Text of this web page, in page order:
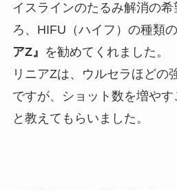
イスラインのたるみ解消の
ろ、HIFU（ハイフ）の種類
アZ』 を勧めてくれました。
リニアZは、ウルセラほどの
ですが、ショット数を増や
と教えてもらいました。